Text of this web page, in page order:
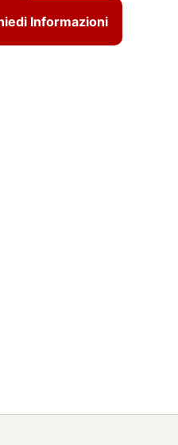
Informazioni
Informazioni